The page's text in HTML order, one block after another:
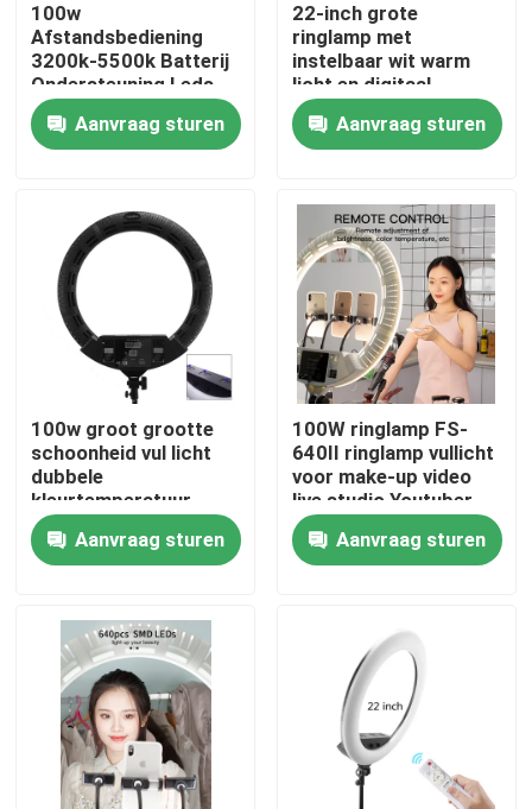
Thuis
Video's
Over ons
Fabriekstocht
Kwaliteitscontrole
Neem contact met ons op
Nieuws
Gevallen
LEIDENE Videostudiolichten
100w
Afstandsbediening
3200k-5500k Batterij
Ondersteuning Leds
22 Inch Ringlicht
Aanvraag sturen
22-inch grote
ringlamp met
instelbaar wit warm
licht en digitaal
display, geschikt voor
live uitzendingen en
make-up belichting
Aanvraag sturen
100w groot grootte
schoonheid vul licht
dubbele
kleurtemperatuur
gemakkelijk te dragen
geschikt voor korte
video opnamen vul
Aanvraag sturen
100W ringlamp FS-
640II ringlamp vullicht
voor make-up video
live studio Youtuber
Vlog Vul wimper
kunstenaar Beauty
Aanvraag sturen